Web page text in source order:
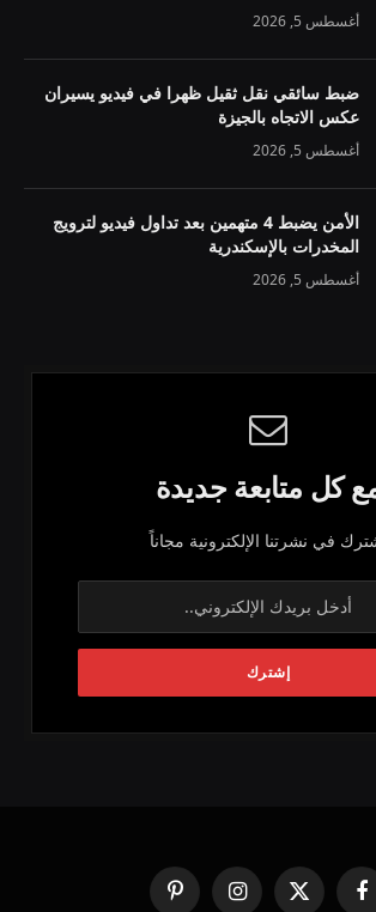
أغسطس 5, 2026
ضبط سائقي نقل ثقيل ظهرا في فيديو يسيران
عكس الاتجاه بالجيزة
أغسطس 5, 2026
الأمن يضبط 4 متهمين بعد تداول فيديو لترويج
المخدرات بالإسكندرية
أغسطس 5, 2026
كل متابعة جديدة
في نشرتنا الإلكترونية مجاناً
فيسبوك X الانستغرامبينتيريست